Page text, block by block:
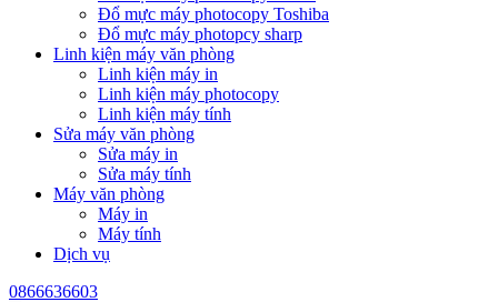
Đổ mực máy photocopy Toshiba
Đổ mực máy photopcy sharp
Linh kiện máy văn phòng
Linh kiện máy in
Linh kiện máy photocopy
Linh kiện máy tính
Sửa máy văn phòng
Sửa máy in
Sửa máy tính
Máy văn phòng
Máy in
Máy tính
Dịch vụ
0866636603